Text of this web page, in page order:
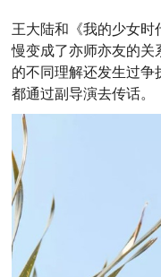
王大陆和《我的少女时
慢变成了亦师亦友的关
的不同理解还发生过
都通过副导演去传话。